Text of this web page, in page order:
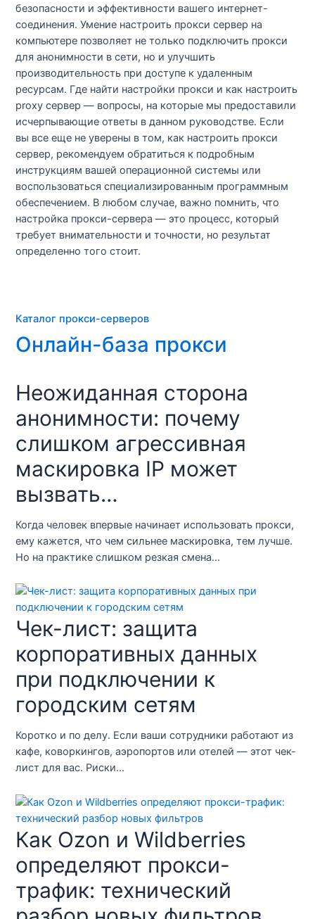
безопасности и эффективности вашего интернет-
соединения. Умение настроить прокси сервер на
компьютере позволяет не только подключить прокси
для анонимности в сети, но и улучшить
производительность при доступе к удаленным
ресурсам. Где найти настройки прокси и как настроить
proxy сервер — вопросы, на которые мы предоставили
исчерпывающие ответы в данном руководстве. Если
вы все еще не уверены в том, как настроить прокси
сервер, рекомендуем обратиться к подробным
инструкциям вашей операционной системы или
воспользоваться специализированным программным
обеспечением. В любом случае, важно помнить, что
настройка прокси-сервера — это процесс, который
требует внимательности и точности, но результат
определенно того стоит.
Каталог прокси-серверов
Онлайн-база прокси
Неожиданная сторона
анонимности: почему
слишком агрессивная
маскировка IP может
вызвать…
Когда человек впервые начинает использовать прокси,
ему кажется, что чем сильнее маскировка, тем лучше.
Но на практике слишком резкая смена…
Чек-лист: защита
корпоративных данных
при подключении к
городским сетям
Коротко и по делу. Если ваши сотрудники работают из
кафе, коворкингов, аэропортов или отелей — этот чек-
лист для вас. Риски…
Как Ozon и Wildberries
определяют прокси-
трафик: технический